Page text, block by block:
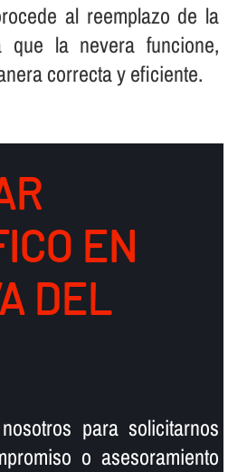
al reemplazo de la
que la nevera funcione,
correcta y eficiente.
EN
DEL
para solicitarnos
o asesoramiento